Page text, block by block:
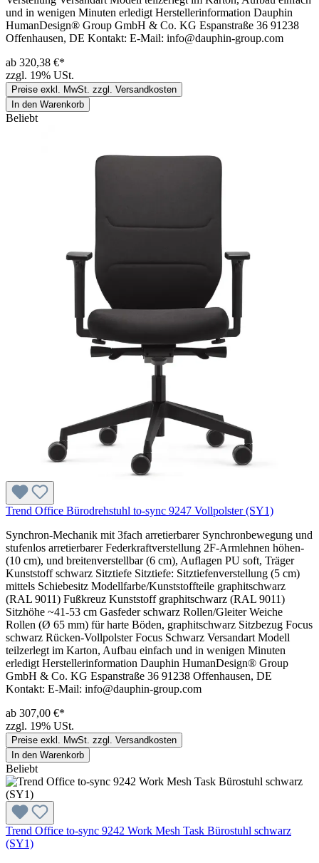
und in wenigen Minuten erledigt Herstellerinformation Dauphin
HumanDesign® Group GmbH & Co. KG Espanstraße 36 91238
Offenhausen, DE Kontakt: E-Mail: info@dauphin-group.com
ab 320,38 €*
zzgl. 19% USt.
Preise exkl. MwSt. zzgl. Versandkosten
In den Warenkorb
Beliebt
Trend Office Bürodrehstuhl to-sync 9247 Vollpolster (SY1)
Synchron-Mechanik mit 3fach arretierbarer Synchronbewegung und
stufenlos arretierbarer Federkraftverstellung 2F-Armlehnen höhen-
(10 cm), und breitenverstellbar (6 cm), Auflagen PU soft, Träger
Kunststoff schwarz Sitztiefe Sitztiefe: Sitztiefenverstellung (5 cm)
mittels Schiebesitz Modellfarbe/Kunststoffteile graphitschwarz
(RAL 9011) Fußkreuz Kunststoff graphitschwarz (RAL 9011)
Sitzhöhe ~41-53 cm Gasfeder schwarz Rollen/Gleiter Weiche
Rollen (Ø 65 mm) für harte Böden, graphitschwarz Sitzbezug Focus
schwarz Rücken-Vollpolster Focus Schwarz Versandart Modell
teilzerlegt im Karton, Aufbau einfach und in wenigen Minuten
erledigt Herstellerinformation Dauphin HumanDesign® Group
GmbH & Co. KG Espanstraße 36 91238 Offenhausen, DE
Kontakt: E-Mail: info@dauphin-group.com
ab 307,00 €*
zzgl. 19% USt.
Preise exkl. MwSt. zzgl. Versandkosten
In den Warenkorb
Beliebt
Trend Office to-sync 9242 Work Mesh Task Bürostuhl schwarz
(SY1)